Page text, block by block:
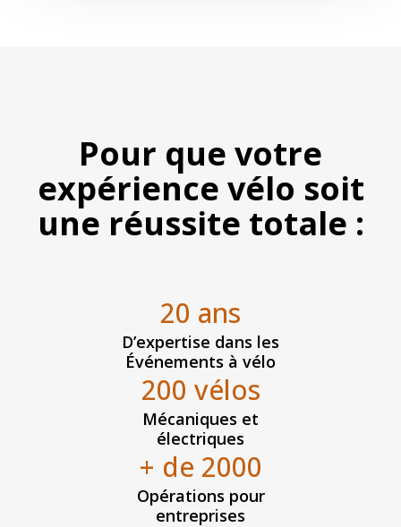
Pour que votre
expérience vélo soit
une réussite totale :
20 ans
D’expertise dans les
Événements à vélo
200 vélos
Mécaniques et
électriques
+ de 2000
Opérations pour
entreprises